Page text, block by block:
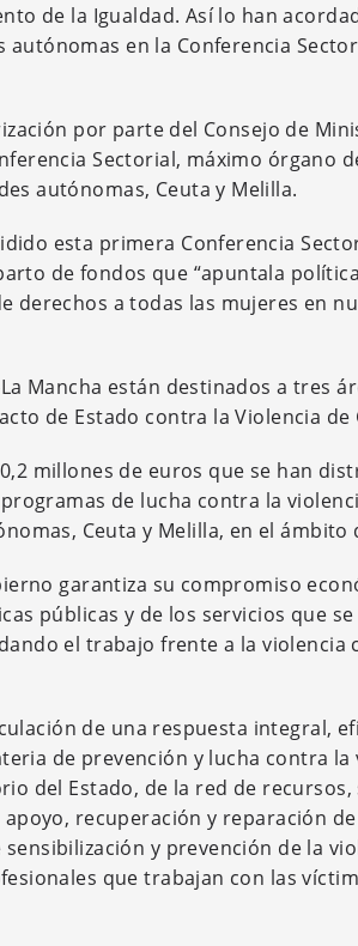
de la Igualdad. Así lo han
autónomas en la Conferencia
por parte del Consejo de
Sectorial, máximo órgano
autónomas, Ceuta y Melilla.
esta primera Conferencia
de fondos que “apuntala
a todas las mujeres en
Mancha están destinados a tres
de Estado contra la Violencia de
millones de euros que se han
de lucha contra la
Ceuta y Melilla, en el ámbito
garantiza su compromiso
públicas y de los servicios que
el trabajo frente a la
de una respuesta integral,
de prevención y lucha contra
del Estado, de la red de recursos,
recuperación y reparación
y prevención de la
que trabajan con las